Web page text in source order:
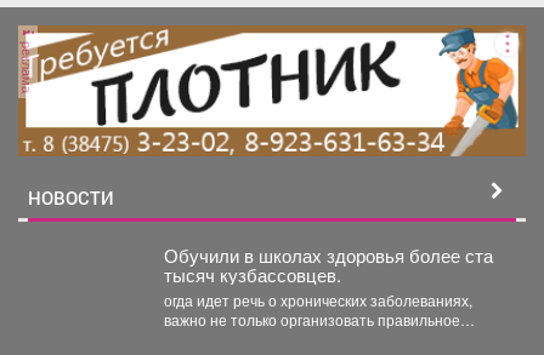
реклама
НОВОСТИ
Обучили в школах здоровья более ста
тысяч кузбассовцев.
огда идет речь о хронических заболеваниях,
важно не только организовать правильное